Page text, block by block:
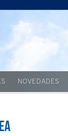
NOVEDADES